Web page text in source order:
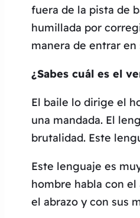
fuera de la pista de
humillada por
manera de entrar
¿Sabes cuál es el
El baile lo dirige el
una mandada. El
brutalidad. Este
Este lenguaje es
hombre habla con
el abrazo y con sus